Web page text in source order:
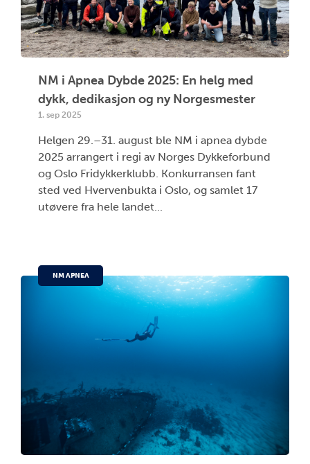
NM i Apnea Dybde 2025: En helg med
dykk, dedikasjon og ny Norgesmester
1. sep 2025
Helgen 29.–31. august ble NM i apnea dybde
2025 arrangert i regi av Norges Dykkeforbund
og Oslo Fridykkerklubb. Konkurransen fant
sted ved Hvervenbukta i Oslo, og samlet 17
utøvere fra hele landet...
NM APNEA